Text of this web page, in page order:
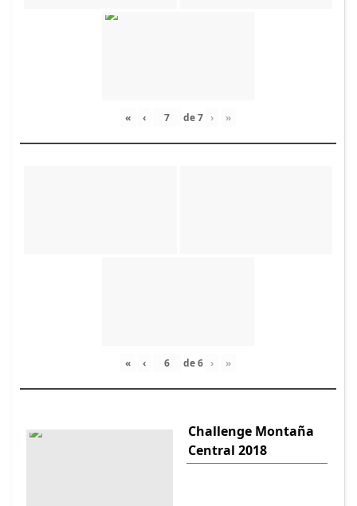
« ‹ de7 › »
« ‹ de6 › »
Challenge Montaña
Central 2018